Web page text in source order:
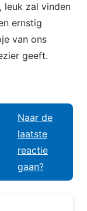
leuk zal vinden
ernstig
van ons
geeft.
Naar de
laatste
reactie
gaan?